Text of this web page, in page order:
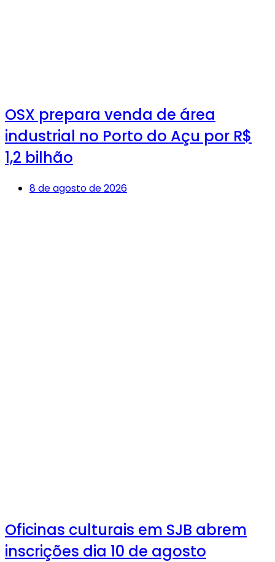
OSX prepara venda de área
industrial no Porto do Açu por R$
1,2 bilhão
8 de agosto de 2026
Oficinas culturais em SJB abrem
inscrições dia 10 de agosto